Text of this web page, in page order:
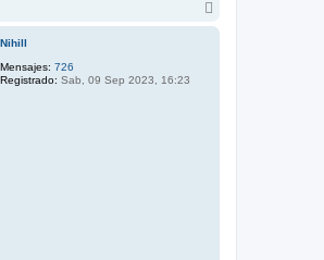
Nihill
Mensajes: 726
Registrado: Sab, 09 Sep 2023, 16:23